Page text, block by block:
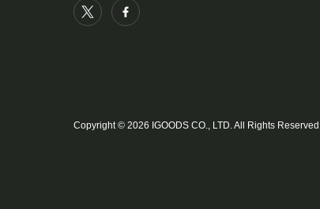
Copyright © 2026 IGOODS CO., LTD. All Rights